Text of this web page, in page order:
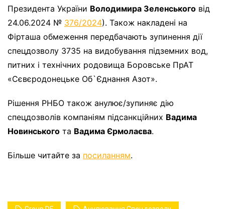
Президента України Володимира Зеленського від
24.06.2024 № 376/2024). Також накладені на
Фірташа обмеження передбачають зупинення дії
спецдозволу 3735 на видобування підземних вод,
питних і технічних родовища Боровське ПрАТ
«Сєвєродонецьке Об`Єднання Азот».
Рішення РНБО також анулює/зупиняє дію
спецдозволів компаніям підсанкційних Вадима
Новинського та Вадима Єрмолаєва.
Більше читайте за посиланням.